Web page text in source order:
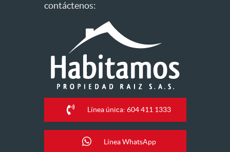
contáctenos:
Línea única: 604 411 1333
Línea WhatsApp